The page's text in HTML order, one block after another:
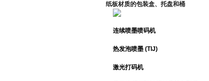
纸板材质的包装盒、托盘和桶
连续喷墨喷码机
热发泡喷墨 (TIJ)
激光打码机